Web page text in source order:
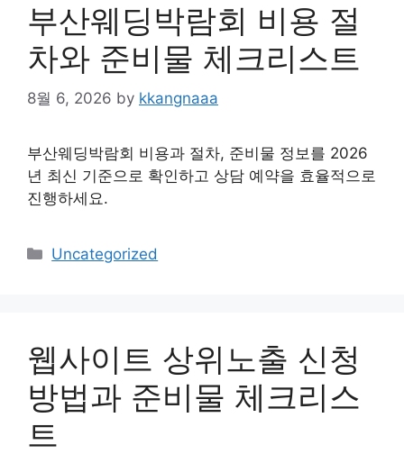
부산웨딩박람회 비용 절
차와 준비물 체크리스트
8월 6, 2026 by kkangnaaa
부산웨딩박람회 비용과 절차, 준비물 정보를 2026
년 최신 기준으로 확인하고 상담 예약을 효율적으로
진행하세요.
Categories
Uncategorized
웹사이트 상위노출 신청
방법과 준비물 체크리스
트